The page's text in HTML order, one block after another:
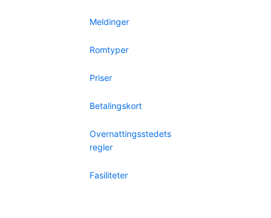
Meldinger
Romtyper
Priser
Betalingskort
Overnattingsstedets
regler
Fasiliteter